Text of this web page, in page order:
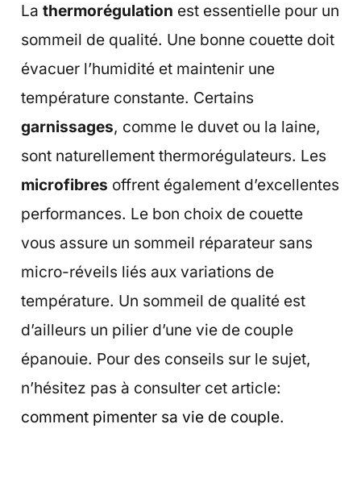
La thermorégulation est essentielle pour un
sommeil de qualité. Une bonne couette doit
évacuer l’humidité et maintenir une
température constante. Certains
garnissages, comme le duvet ou la laine,
sont naturellement thermorégulateurs. Les
microfibres offrent également d’excellentes
performances. Le bon choix de couette
vous assure un sommeil réparateur sans
micro-réveils liés aux variations de
température. Un sommeil de qualité est
d’ailleurs un pilier d’une vie de couple
épanouie. Pour des conseils sur le sujet,
n’hésitez pas à consulter cet article:
comment pimenter sa vie de couple.